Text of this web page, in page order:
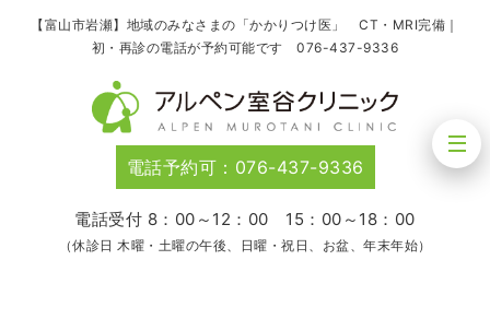
【富山市岩瀬】地域のみなさまの「かかりつけ医」 CT・MRI完備｜
初・再診の電話が予約可能です 076-437-9336
電話予約可：076-437-9336
電話受付 8：00～12：00 15：00～18：00
（休診日 木曜・土曜の午後、日曜・祝日、お盆、年末年始）